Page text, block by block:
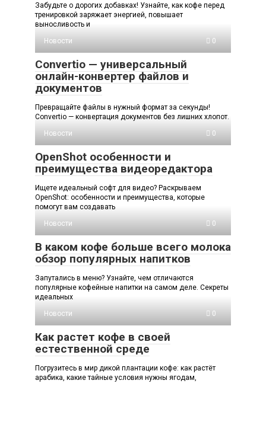
Забудьте о дорогих добавках! Узнайте, как кофе перед
тренировкой заряжает энергией, повышает
выносливость и
Новости
0
Convertio — универсальный
онлайн-конвертер файлов и
документов
Превращайте файлы в нужный формат за секунды!
Convertio — конвертация документов без лишних хлопот.
Новости
0
OpenShot особенности и
преимущества видеоредактора
Ищете идеальный софт для видео? Раскрываем
OpenShot: особенности и преимущества, которые
помогут вам создавать
Новости
0
В каком кофе больше всего молока
обзор популярных напитков
Запутались в меню? Узнайте, чем отличаются
популярные кофейные напитки на самом деле. Секреты
идеальных
Новости
0
Как растет кофе в своей
естественной среде
Погрузитесь в мир дикой плантации кофе: как растёт
арабика, какие тайные условия нужны ягодам,